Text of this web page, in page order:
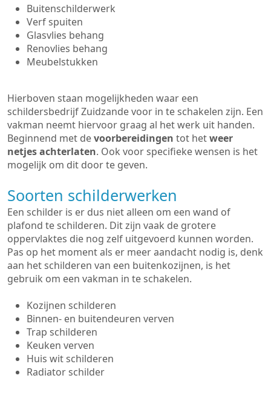
Buitenschilderwerk
Verf spuiten
Glasvlies behang
Renovlies behang
Meubelstukken
Hierboven staan mogelijkheden waar een
schildersbedrijf Zuidzande voor in te schakelen zijn. Een
vakman neemt hiervoor graag al het werk uit handen.
Beginnend met devoorbereidingen tot hetweer
netjes achterlaten. Ook voor specifieke wensen is het
mogelijk om dit door te geven.
Soorten schilderwerken
Een schilder is er dus niet alleen om een wand of
plafond te schilderen. Dit zijn vaak de grotere
oppervlaktes die nog zelf uitgevoerd kunnen worden.
Pas op het moment als er meer aandacht nodig is, denk
aan het schilderen van een buitenkozijnen, is het
gebruik om een vakman in te schakelen.
Kozijnen schilderen
Binnen- en buitendeuren verven
Trap schilderen
Keuken verven
Huis wit schilderen
Radiator schilder